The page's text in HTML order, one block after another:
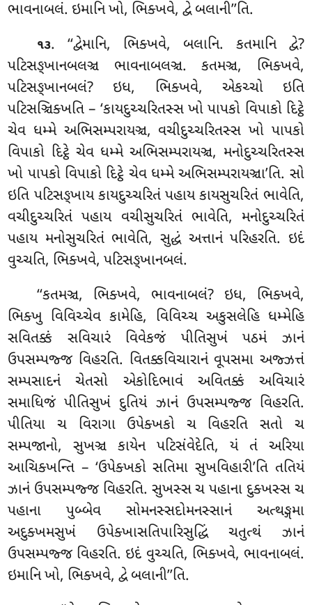
ભાવનાબલં. ઇમાનિ ખો, ભિક્ખવે, દ્વે બલાની’’તિ.
૧૩. ‘‘દ્વેમાનિ, ભિક્ખવે, બલાનિ. કતમાનિ દ્વે?
પટિસઙ્ખાનબલઞ્ચ ભાવનાબલઞ્ચ. કતમઞ્ચ, ભિક્ખવે,
પટિસઙ્ખાનબલં? ઇધ, ભિક્ખવે, એકચ્ચો ઇતિ
પટિસઞ્ચિક્ખતિ – ‘કાયદુચ્ચરિતસ્સ ખો પાપકો વિપાકો દિટ્ઠે
ચેવ ધમ્મે અભિસમ્પરાયઞ્ચ, વચીદુચ્ચરિતસ્સ ખો પાપકો
વિપાકો દિટ્ઠે ચેવ ધમ્મે અભિસમ્પરાયઞ્ચ, મનોદુચ્ચરિતસ્સ
ખો પાપકો વિપાકો દિટ્ઠે ચેવ ધમ્મે અભિસમ્પરાયઞ્ચા’તિ. સો
ઇતિ પટિસઙ્ખાય કાયદુચ્ચરિતં પહાય કાયસુચરિતં ભાવેતિ,
વચીદુચ્ચરિતં પહાય વચીસુચરિતં ભાવેતિ, મનોદુચ્ચરિતં
પહાય મનોસુચરિતં ભાવેતિ, સુદ્ધં અત્તાનં પરિહરતિ. ઇદં
વુચ્ચતિ, ભિક્ખવે, પટિસઙ્ખાનબલં.
‘‘કતમઞ્ચ, ભિક્ખવે, ભાવનાબલં? ઇધ, ભિક્ખવે,
ભિક્ખુ વિવિચ્ચેવ કામેહિ, વિવિચ્ચ અકુસલેહિ ધમ્મેહિ
સવિતક્કં સવિચારં વિવેકજં પીતિસુખં પઠમં ઝાનં
ઉપસમ્પજ્જ વિહરતિ. વિતક્કવિચારાનં વૂપસમા અજ્ઝત્તં
સમ્પસાદનં ચેતસો એકોદિભાવં અવિતક્કં અવિચારં
સમાધિજં પીતિસુખં દુતિયં ઝાનં ઉપસમ્પજ્જ વિહરતિ.
પીતિયા ચ વિરાગા ઉપેક્ખકો ચ વિહરતિ સતો ચ
સમ્પજાનો, સુખઞ્ચ કાયેન પટિસંવેદેતિ, યં તં અરિયા
આચિક્ખન્તિ – ‘ઉપેક્ખકો સતિમા સુખવિહારી’તિ તતિયં
ઝાનં ઉપસમ્પજ્જ વિહરતિ. સુખસ્સ ચ પહાના દુક્ખસ્સ ચ
પહાના પુબ્બેવ સોમનસ્સદોમનસ્સાનં અત્થઙ્ગમા
અદુક્ખમસુખં ઉપેક્ખાસતિપારિસુદ્ધિં ચતુત્થં ઝાનં
ઉપસમ્પજ્જ વિહરતિ. ઇદં વુચ્ચતિ, ભિક્ખવે, ભાવનાબલં.
ઇમાનિ ખો, ભિક્ખવે, દ્વે બલાની’’તિ.